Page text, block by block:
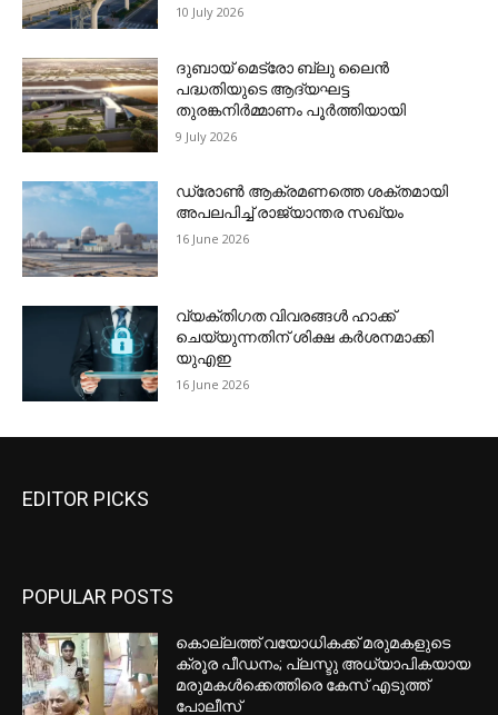
10 July 2026
ദുബായ് മെട്രോ ബ്ലു ലൈന്‍
പദ്ധതിയുടെ ആദ്യഘട്ട
തുരങ്കനിര്‍മ്മാണം പൂര്‍ത്തിയായി
9 July 2026
ഡ്രോണ്‍ ആക്രമണത്തെ ശക്തമായി
അപലപിച്ച് രാജ്യാന്തര സഖ്യം
16 June 2026
വ്യക്തിഗത വിവരങ്ങള്‍ ഹാക്ക്
ചെയ്യുന്നതിന് ശിക്ഷ കര്‍ശനമാക്കി
യുഎഇ
16 June 2026
EDITOR PICKS
POPULAR POSTS
കൊല്ലത്ത് വയോധികക്ക് മരുമകളുടെ
ക്രൂര പീഡനം; പ്ലസ്ടു അധ്യാപികയായ
മരുമകൾക്കെത്തിരെ കേസ് എടുത്ത്
പോലീസ്